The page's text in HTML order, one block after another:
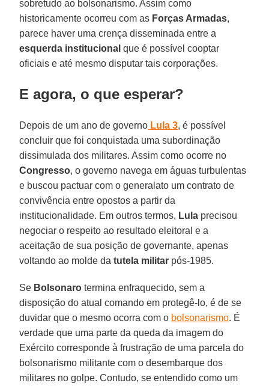
sobretudo ao bolsonarismo. Assim como
historicamente ocorreu com as Forças Armadas,
parece haver uma crença disseminada entre a
esquerda institucional que é possível cooptar
oficiais e até mesmo disputar tais corporações.
E agora, o que esperar?
Depois de um ano de governo Lula 3, é possível
concluir que foi conquistada uma subordinação
dissimulada dos militares. Assim como ocorre no
Congresso, o governo navega em águas turbulentas
e buscou pactuar com o generalato um contrato de
convivência entre opostos a partir da
institucionalidade. Em outros termos, Lula precisou
negociar o respeito ao resultado eleitoral e a
aceitação de sua posição de governante, apenas
voltando ao molde datutela militar pós-1985.
Se Bolsonaro termina enfraquecido, sem a
disposição do atual comando em protegê-lo, é de se
duvidar que o mesmo ocorra com o bolsonarismo. É
verdade que uma parte da queda da imagem do
Exército corresponde à frustração de uma parcela do
bolsonarismo militante com o desembarque dos
militares no golpe. Contudo, se entendido como um